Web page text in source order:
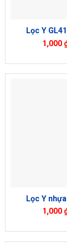
Lọc Y
1,000
Lọc Y
1,000